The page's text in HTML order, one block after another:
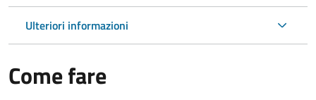
Ulteriori informazioni
Come fare